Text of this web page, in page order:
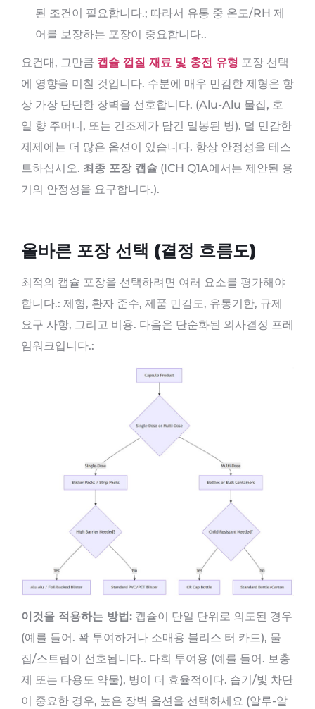
된 조건이 필요합니다.; 따라서 유통 중 온도/RH 제
어를 보장하는 포장이 중요합니다..
요컨대, 그만큼 캡슐 껍질 재료 및 충전 유형 포장 선택
에 영향을 미칠 것입니다. 수분에 매우 민감한 제형은 항
상 가장 단단한 장벽을 선호합니다. (Alu-Alu 물집, 호
일 향 주머니, 또는 건조제가 담긴 밀봉된 병). 덜 민감한
제제에는 더 많은 옵션이 있습니다. 항상 안정성을 테스
트하십시오. 최종 포장 캡슐 (ICH Q1A에서는 제안된 용
기의 안정성을 요구합니다.).
올바른 포장 선택 (결정 흐름도)
최적의 캡슐 포장을 선택하려면 여러 요소를 평가해야
합니다.: 제형, 환자 준수, 제품 민감도, 유통기한, 규제
요구 사항, 그리고 비용. 다음은 단순화된 의사결정 프레
임워크입니다.:
이것을 적용하는 방법: 캡슐이 단일 단위로 의도된 경우
(예를 들어. 꽉 투여하거나 소매용 블리스 터 카드), 물
집/스트립이 선호됩니다.. 다회 투여용 (예를 들어. 보충
제 또는 다용도 약물), 병이 더 효율적이다. 습기/빛 차단
이 중요한 경우, 높은 장벽 옵션을 선택하세요 (알루-알